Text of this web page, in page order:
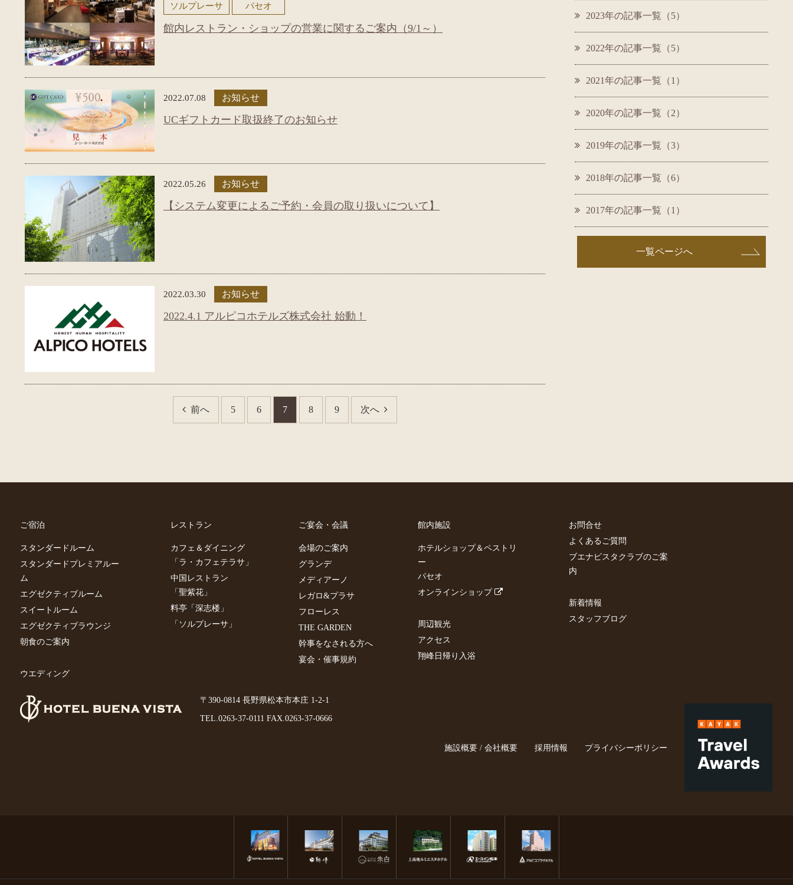
ソルプレーサ
パセオ
館内レストラン・ショップの営業に関するご案内（9/1～）
2022.07.08 お知らせ
UCギフトカード取扱終了のお知らせ
2022.05.26 お知らせ
【システム変更によるご予約・会員の取り扱いについて】
2022.03.30 お知らせ
2022.4.1 アルピコホテルズ株式会社 始動！
前へ 5 6 7 8 9 次へ
2023年の記事一覧（5）
2022年の記事一覧（5）
2021年の記事一覧（1）
2020年の記事一覧（2）
2019年の記事一覧（3）
2018年の記事一覧（6）
2017年の記事一覧（1）
一覧ページへ
ご宿泊
スタンダードルーム
スタンダードプレミアルー
ム
エグゼクティブルーム
スイートルーム
エグゼクティブラウンジ
朝食のご案内
ウエディング
レストラン
カフェ＆ダイニング
「ラ・カフェテラサ」
中国レストラン
「聖紫花」
料亭「深志楼」
「ソルプレーサ」
ご宴会・会議
会場のご案内
グランデ
メディアーノ
レガロ&プラサ
フローレス
THE GARDEN
幹事をなされる方へ
宴会・催事規約
館内施設
ホテルショップ＆ペストリ
ー
パセオ
オンラインショップ
周辺観光
アクセス
翔峰日帰り入浴
お問合せ
よくあるご質問
ブエナビスタクラブのご案
内
新着情報
スタッフブログ
〒390-0814 長野県松本市本庄 1-2-1
TEL. 0263-37-0111 FAX.0263-37-0666
施設概要 / 会社概要 採用情報 プライバシーポリシー